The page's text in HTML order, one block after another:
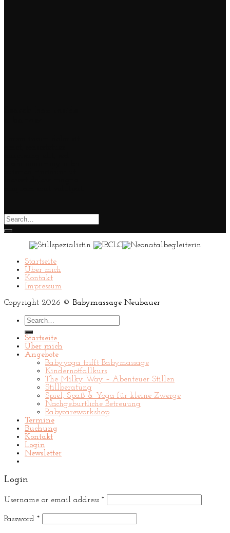
Search
for:
Startseite
Über mich
Kontakt
Impressum
Copyright 2026 © Babymassage Neubauer
Search
for:
Startseite
Über mich
Angebote
Babyyoga trifft Babymassage
Kindernotfallkurs
The Milky Way – Abenteuer Stillen
Stillberatung
Spiel, Spaß & Yoga für kleine Zwerge
Nachgeburtliche Betreuung
Babycareworkshop
Termine
Buchung
Kontakt
Login
Newsletter
Login
Username or email address *
Password *